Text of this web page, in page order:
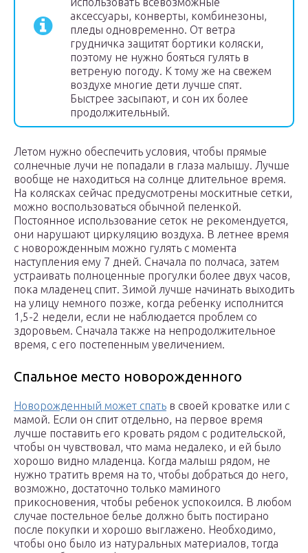
аксессуары, конверты, комбинезоны,
пледы одновременно. От ветра
грудничка защитят бортики коляски,
поэтому не нужно бояться гулять в
ветреную погоду. К тому же на свежем
воздухе многие дети лучше спят.
Быстрее засыпают, и сон их более
продолжительный.
Летом нужно обеспечить условия, чтобы прямые
солнечные лучи не попадали в глаза малышу. Лучше
вообще не находиться на солнце длительное время.
На колясках сейчас предусмотрены москитные сетки,
можно воспользоваться обычной пеленкой.
Постоянное использование сеток не рекомендуется,
они нарушают циркуляцию воздуха. В летнее время
с новорожденным можно гулять с момента
наступления ему 7 дней. Сначала по полчаса, затем
устраивать полноценные прогулки более двух часов,
пока младенец спит. Зимой лучше начинать выходить
на улицу немного позже, когда ребенку исполнится
1,5-2 недели, если не наблюдается проблем со
здоровьем. Сначала также на непродолжительное
время, с его постепенным увеличением.
Спальное место новорожденного
Новорожденный может спать в своей кроватке или с
мамой. Если он спит отдельно, на первое время
лучше поставить его кровать рядом с родительской,
чтобы он чувствовал, что мама недалеко, и ей было
хорошо видно младенца. Когда малыш рядом, не
нужно тратить время на то, чтобы добраться до него,
возможно, достаточно только маминого
прикосновения, чтобы ребенок успокоился. В любом
случае постельное белье должно быть постирано
после покупки и хорошо выглажено. Необходимо,
чтобы оно было из натуральных материалов, тогда